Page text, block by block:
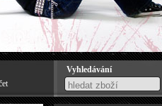
Vyhledávání